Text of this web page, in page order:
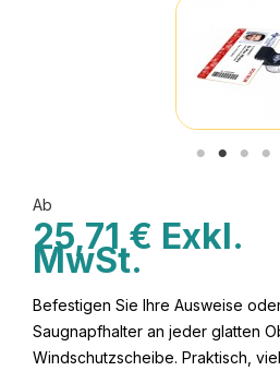
Ab
25,71 € Exkl.
MwSt.
Befestigen Sie Ihre Ausweise
Saugnapfhalter an jeder glatten
Windschutzscheibe. Praktisch,